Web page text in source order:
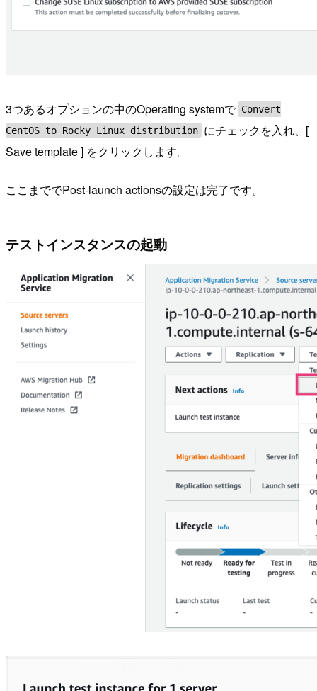
3つあるオプションの中のOperating systemで Convert
CentOS to Rocky Linux distribution にチェックを入れ、[
Save template ] をクリックします。
ここまででPost-launch actionsの設定は完了です。
テストインスタンスの起動